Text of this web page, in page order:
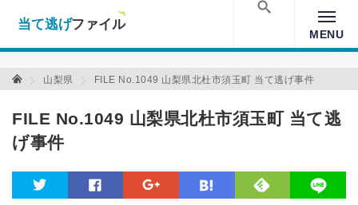
Warning: Undefined array key "amp" in
/home/xs157036/moon-
cross.com/public_html/wp/wp-content/themes/crossmastery-
MENU
当て逃げファイル 当て逃げファイル
山梨県 FILE No.1049 山梨県北杜市須玉町 当て逃げ事件
FILE No.1049 山梨県北杜市須玉町 当て逃
げ事件
facebook line